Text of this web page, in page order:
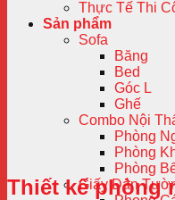
Thực Tế Thi
Sản phẩm
Sofa
Băng
Bed
Góc L
Ghế
Combo Nội
Phòng
Phòng
Phòng
Giấy Dán
Thiết kế phòng